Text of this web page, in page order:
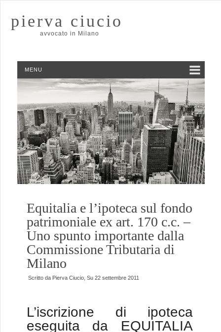
pierva ciucio
avvocato in Milano
MENU
Equitalia e l’ipoteca sul fondo
patrimoniale ex art. 170 c.c. –
Uno spunto importante dalla
Commissione Tributaria di
Milano
Scritto da Pierva Ciucio, Su 22 settembre 2011
L’iscrizione di ipoteca
eseguita da EQUITALIA